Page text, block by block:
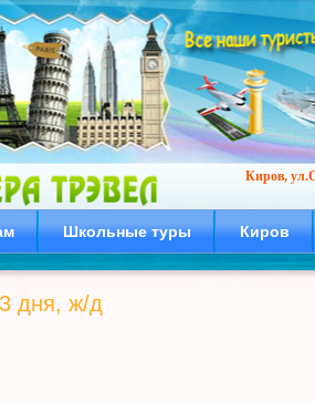
Киров,
Школьные туры Киров
дня, ж/д